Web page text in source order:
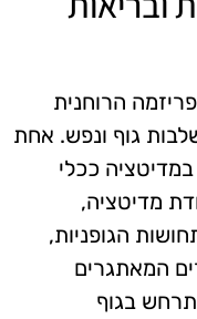
הרוחנית
גוף ונפש. אחת
ככלי
מדיטציה,
הגופניות,
המאתגרים
בגוף